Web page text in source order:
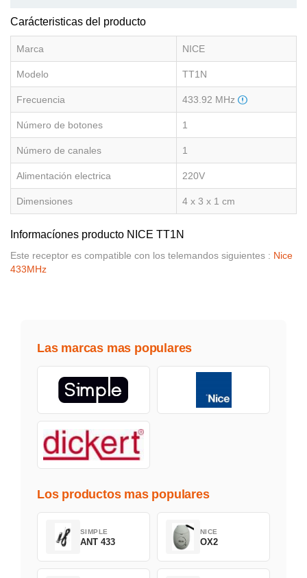
Carácteristicas del producto
Marca NICE
Modelo TT1N
Frecuencia 433.92 MHz
Número de botones 1
Número de canales 1
Alimentación electrica 220V
Dimensiones 4 x 3 x 1 cm
Informacíones producto NICE TT1N
Este receptor es compatible con los telemandos siguientes : Nice
433MHz
Las marcas mas populares
Los productos mas populares
SIMPLE
ANT 433
NICE
OX2